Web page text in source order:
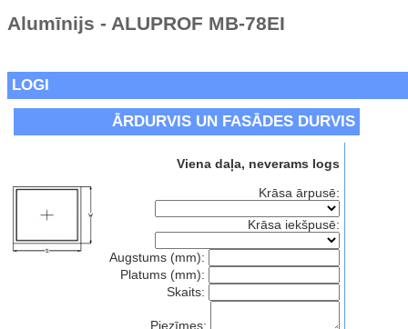
Alumīnijs - ALUPROF MB-78EI
LOGI
ĀRDURVIS UN FASĀDES DURVIS
Viena daļa, neverams logs
Krāsa ārpusē:
Krāsa iekšpusē:
Augstums (mm):
Platums (mm):
Skaits:
Piezīmes: